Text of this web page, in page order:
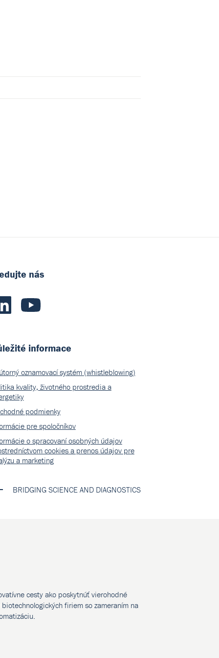
nás
informace
oznamovací systém (whistleblowing)
kvality, životného prostredia a
podmienky
pre spoločníkov
o spracovaní osobných údajov
cookies a prenos údajov pre
a marketing
BRIDGING SCIENCE AND DIAGNOSTICS
cesty ako poskytnúť vierohodné
firiem so zameraním na